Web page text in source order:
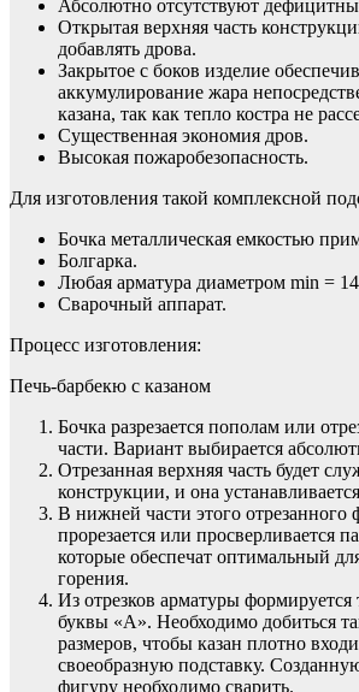
Абсолютно отсутствуют
Открытая верхняя часть
добавлять дрова.
Закрытое с боков изделие
аккумулирование жара
казана, так как тепло костра не
Существенная экономия дров.
Высокая пожаробезопасность.
Для изготовления такой комплексной
Бочка металлическая емкостью
Болгарка.
Любая арматура диаметром min =
Сварочный аппарат.
Процесс изготовления:
Печь-барбекю с казаном
Бочка разрезается пополам или
части. Вариант выбирается
Отрезанная верхняя часть будет
конструкции, и она
В нижней части этого отрезанного
прорезается или просверливается
которые обеспечат оптимальный
горения.
Из отрезков арматуры формируется
буквы «А». Необходимо добиться
размеров, чтобы казан плотно
своеобразную подставку.
фигуру необходимо сварить.